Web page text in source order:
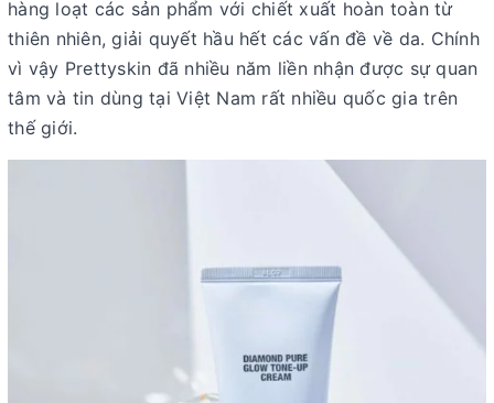
hàng loạt các sản phẩm với chiết xuất hoàn toàn từ
thiên nhiên, giải quyết hầu hết các vấn đề về da. Chính
vì vậy Prettyskin đã nhiều năm liền nhận được sự quan
tâm và tin dùng tại Việt Nam rất nhiều quốc gia trên
thế giới.